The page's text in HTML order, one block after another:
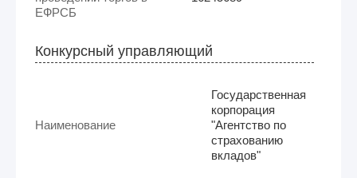
ЕФРСБ
Конкурсный управляющий
Наименование
Государственная
корпорация
"Агентство по
страхованию
вкладов"